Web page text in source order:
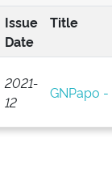
Issue
Date
Title
2021-
12
GNPapo